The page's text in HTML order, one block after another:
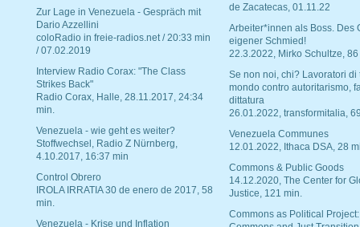
Zur Lage in Venezuela - Gespräch mit
Dario Azzellini
coloRadio in freie-radios.net / 20:33 min
/ 07.02.2019
Interview Radio Corax: "The Class
Strikes Back"
Radio Corax, Halle, 28.11.2017, 24:34
min.
Venezuela - wie geht es weiter?
Stoffwechsel, Radio Z Nürnberg,
4.10.2017, 16:37 min
Control Obrero
IROLA IRRATIA 30 de enero de 2017, 58
min.
Venezuela - Krise und Inflation
de Zacatecas, 01.11.22
Arbeiter*innen als Boss. Des
eigener Schmied!
22.3.2022, Mirko Schultze, 86
Se non noi, chi? Lavoratori di
mondo contro autoritarismo,
dittatura
26.01.2022, transformitalia,
Venezuela Communes
12.01.2022, Ithaca DSA, 28
Commons & Public Goods
14.12.2020, The Center for
Justice, 121 min.
Commons as Political Project: